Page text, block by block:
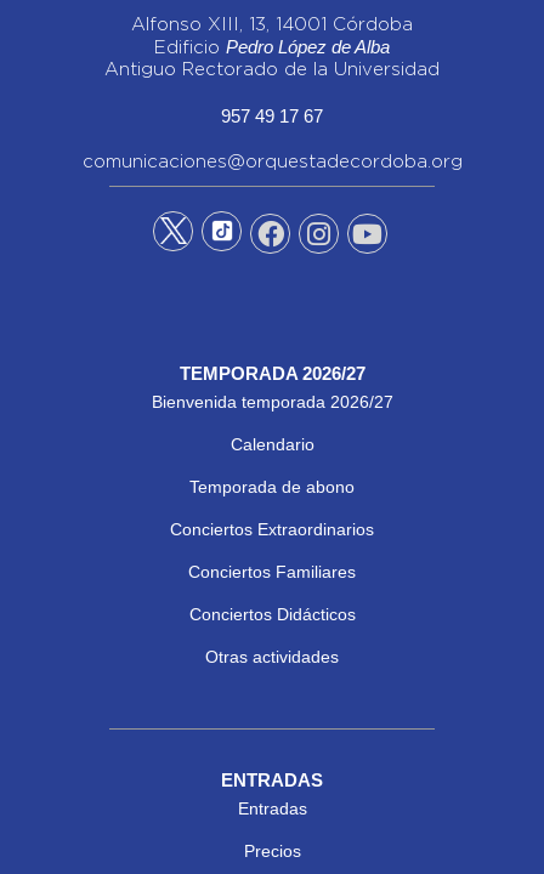
Alfonso XIII, 13, 14001 Córdoba
Edificio Pedro López de Alba
Antiguo Rectorado de la Universidad
957 49 17 67
comunicaciones@orquestadecordoba.org
TEMPORADA 2026/27
Bienvenida temporada 2026/27
Calendario
Temporada de abono
Conciertos Extraordinarios
Conciertos Familiares
Conciertos Didácticos
Otras actividades
ENTRADAS
Entradas
Precios